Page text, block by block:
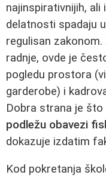
najinspirativnijih,
delatnosti spadaju u
regulisan
radnje, ovde je
pogledu prostora
garderobe) i
Dobra strana je što
podležu obavezi
dokazuje izdatim
Kod pokretanja